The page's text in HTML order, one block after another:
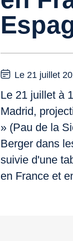
Le 21 juillet
Le 21 juillet à
Madrid,
» (Pau de la
Berger dans
suivie d'une
en France et